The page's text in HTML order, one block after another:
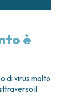
è
di virus molto
il